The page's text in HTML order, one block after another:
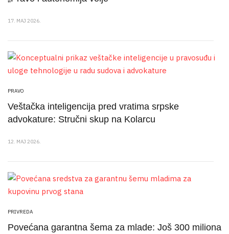
17. MAJ 2026.
PRAVO
Veštačka inteligencija pred vratima srpske
advokature: Stručni skup na Kolarcu
12. MAJ 2026.
PRIVREDA
Povećana garantna šema za mlade: Još 300 miliona